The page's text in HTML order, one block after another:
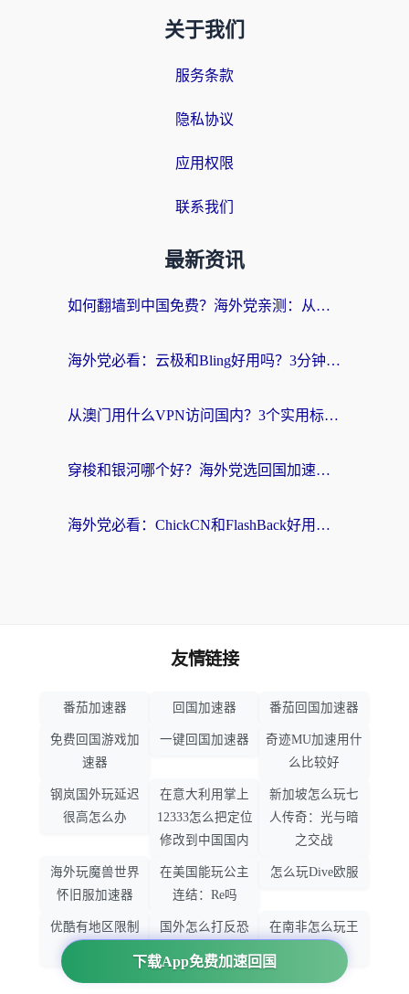
关于我们
服务条款
隐私协议
应用权限
联系我们
最新资讯
如何翻墙到中国免费？海外党亲测：从踩坑到选对加速器的全攻略
海外党必看：云极和Bling好用吗？3分钟教你选对回国加速器
从澳门用什么VPN访问国内？3个实用标准帮你避开坑，无缝刷剧听歌
穿梭和银河哪个好？海外党选回国加速器的避坑指南，附番茄加速器实测体验
海外党必看：ChickCN和FlashBack好用吗？3招教你选对回国加速器（附云极、HomeCN、斧牛vs艾果对比）
下载App免费加速回国
友情链接
番茄加速器 回国加速器 番茄回国加速器
免费回国游戏加
速器
一键回国加速器
奇迹MU加速用什
么比较好
钢岚国外玩延迟
很高怎么办
在意大利用掌上
12333怎么把定位
修改到中国国内
新加坡怎么玩七
人传奇：光与暗
之交战
海外玩魔兽世界
怀旧服加速器
在美国能玩公主
连结：Re吗
怎么玩Dive欧服
优酷有地区限制
国外怎么打反恐
精英：全球攻势
在南非怎么玩王